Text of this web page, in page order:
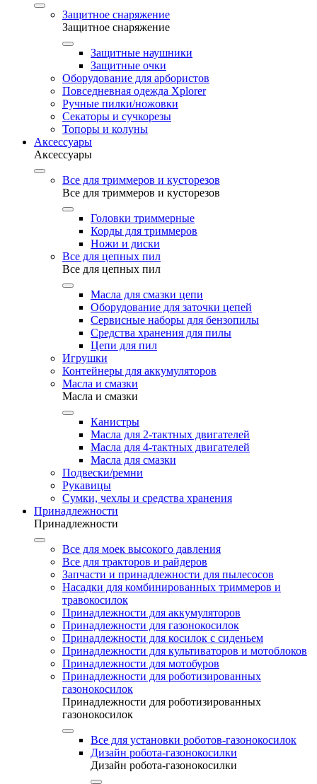
Защитное снаряжение
Защитное снаряжение
Защитные наушники
Защитные очки
Оборудование для арбористов
Повседневная одежда Xplorer
Ручные пилки/ножовки
Секаторы и сучкорезы
Топоры и колуны
Аксессуары
Аксессуары
Все для триммеров и кусторезов
Все для триммеров и кусторезов
Головки триммерные
Корды для триммеров
Ножи и диски
Все для цепных пил
Все для цепных пил
Масла для смазки цепи
Оборудование для заточки цепей
Сервисные наборы для бензопилы
Средства хранения для пилы
Цепи для пил
Игрушки
Контейнеры для аккумуляторов
Масла и смазки
Масла и смазки
Канистры
Масла для 2-тактных двигателей
Масла для 4-тактных двигателей
Масла для смазки
Подвески/ремни
Рукавицы
Сумки, чехлы и средства хранения
Принадлежности
Принадлежности
Все для моек высокого давления
Все для тракторов и райдеров
Запчасти и принадлежности для пылесосов
Насадки для комбинированных триммеров и
травокосилок
Принадлежности для аккумуляторов
Принадлежности для газонокосилок
Принадлежности для косилок с сиденьем
Принадлежности для культиваторов и мотоблоков
Принадлежности для мотобуров
Принадлежности для роботизированных
газонокосилок
Принадлежности для роботизированных
газонокосилок
Все для установки роботов-газонокосилок
Дизайн робота-газонокосилки
Дизайн робота-газонокосилки